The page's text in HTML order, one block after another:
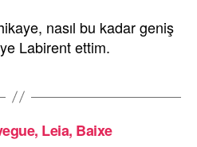
nasıl bu kadar geniş
Labirent ettim.
Leia, Baixe